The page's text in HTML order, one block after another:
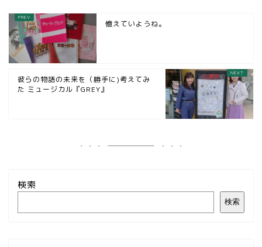
憶えていようね。
彼らの物語の未来を（勝手に)考えてみ
た ミュージカル『GREY』
検索
検索